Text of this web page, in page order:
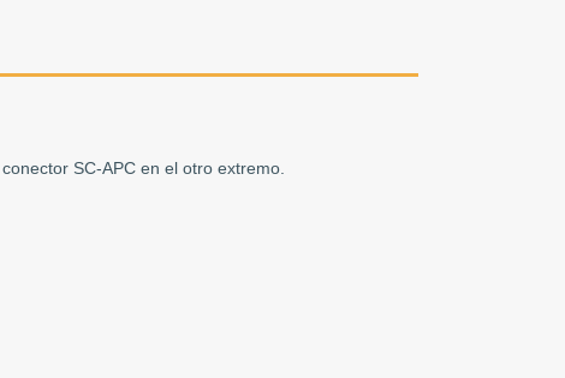
SC-APC en el otro extremo.